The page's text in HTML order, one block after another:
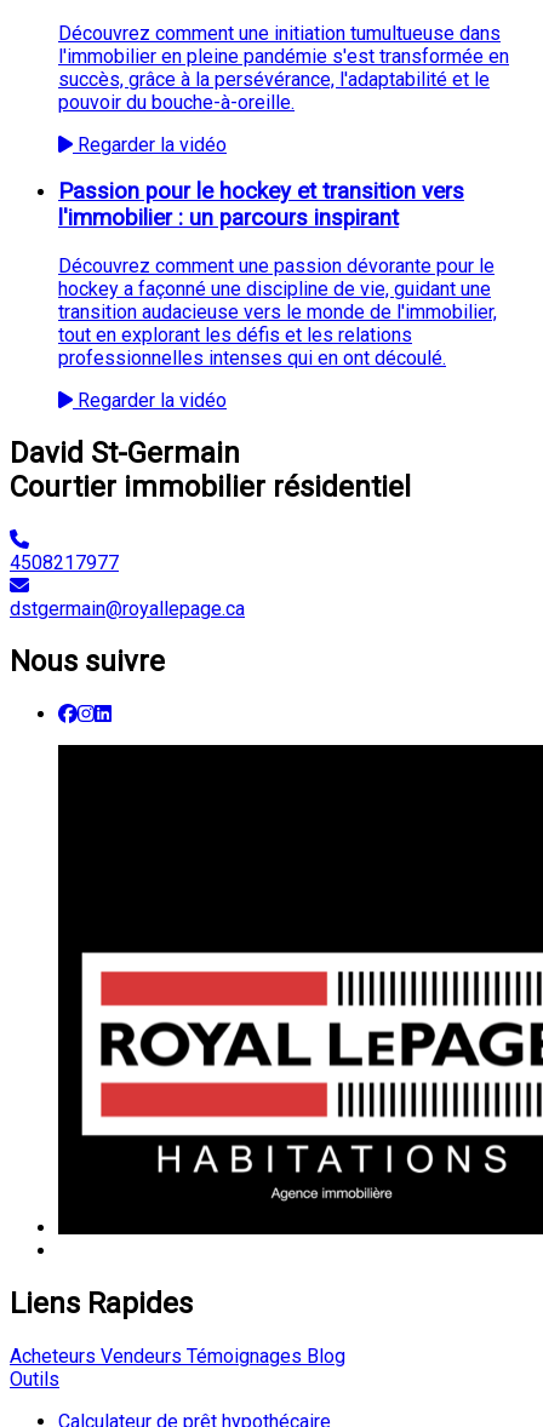
Découvrez comment une initiation tumultueuse dans
l'immobilier en pleine pandémie s'est transformée en
succès, grâce à la persévérance, l'adaptabilité et le
pouvoir du bouche-à-oreille.
Regarder la vidéo
Passion pour le hockey et transition vers
l'immobilier : un parcours inspirant
Découvrez comment une passion dévorante pour le
hockey a façonné une discipline de vie, guidant une
transition audacieuse vers le monde de l'immobilier,
tout en explorant les défis et les relations
professionnelles intenses qui en ont découlé.
Regarder la vidéo
David St-Germain
Courtier immobilier résidentiel
4508217977
dstgermain@royallepage.ca
Nous suivre
Liens Rapides
Acheteurs Vendeurs Témoignages Blog
Outils
Calculateur de prêt hypothécaire